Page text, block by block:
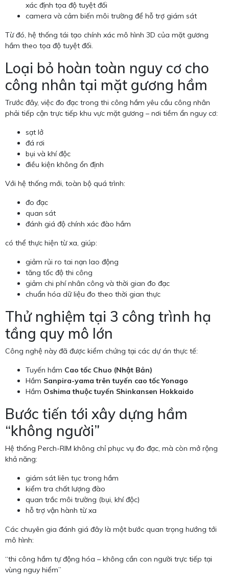
xác định tọa độ tuyệt đối
camera và cảm biến môi trường để hỗ trợ giám sát
Từ đó, hệ thống tái tạo chính xác mô hình 3D của mặt gương
hầm theo tọa độ tuyệt đối.
Loại bỏ hoàn toàn nguy cơ cho
công nhân tại mặt gương hầm
Trước đây, việc đo đạc trong thi công hầm yêu cầu công nhân
phải tiếp cận trực tiếp khu vực mặt gương – nơi tiềm ẩn nguy cơ:
sạt lở
đá rơi
bụi và khí độc
điều kiện không ổn định
Với hệ thống mới, toàn bộ quá trình:
đo đạc
quan sát
đánh giá độ chính xác đào hầm
có thể thực hiện từ xa, giúp:
giảm rủi ro tai nạn lao động
tăng tốc độ thi công
giảm chi phí nhân công và thời gian đo đạc
chuẩn hóa dữ liệu đo theo thời gian thực
Thử nghiệm tại 3 công trình hạ
tầng quy mô lớn
Công nghệ này đã được kiểm chứng tại các dự án thực tế:
Tuyến hầm Cao tốc Chuo (Nhật Bản)
Hầm Sanpira-yama trên tuyến cao tốc Yonago
Hầm Oshima thuộc tuyến Shinkansen Hokkaido
Bước tiến tới xây dựng hầm
“không người”
Hệ thống Perch-RIM không chỉ phục vụ đo đạc, mà còn mở rộng
khả năng:
giám sát liên tục trong hầm
kiểm tra chất lượng đào
quan trắc môi trường (bụi, khí độc)
hỗ trợ vận hành từ xa
Các chuyên gia đánh giá đây là một bước quan trọng hướng tới
mô hình:
“thi công hầm tự động hóa – không cần con người trực tiếp tại
vùng nguy hiểm”